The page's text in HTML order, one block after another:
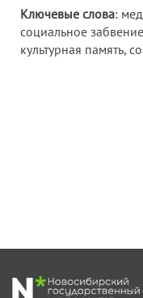
Ключевые слова:
социальное
культурная память,